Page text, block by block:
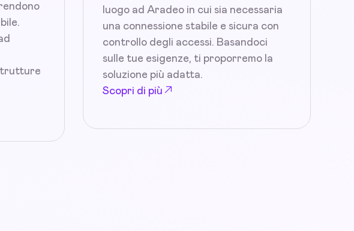
luogo ad Aradeo in cui sia necessaria
una connessione stabile e sicura con
controllo degli accessi. Basandoci
sulle tue esigenze, ti proporremo la
soluzione più adatta.
Scopri di più